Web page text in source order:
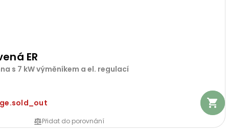
ER
s 7 kW výměníkem a el. regulací
Přidat do porovnání